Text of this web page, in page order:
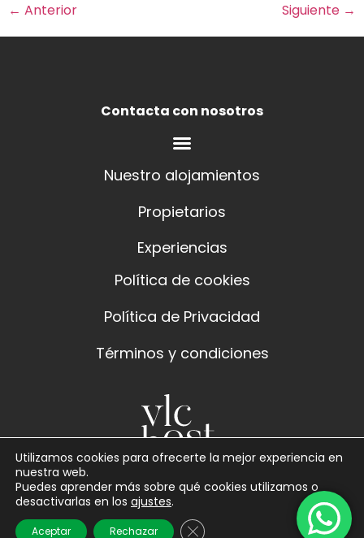
← Anterior Siguiente →
Contacta con nosotros
Nuestro alojamientos
Propietarios
Experiencias
Política de cookies
Política de Privacidad
Términos y condiciones
Utilizamos cookies para ofrecerte la mejor experiencia en
nuestra web.
Puedes aprender más sobre qué cookies utilizamos o
desactivarlas en los ajustes.
Aceptar Rechazar Cerrar el banner de cookies